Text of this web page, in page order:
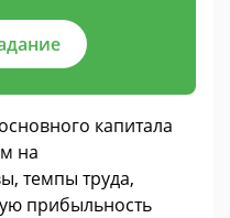
капитала
на
темпы труда,
прибыльность